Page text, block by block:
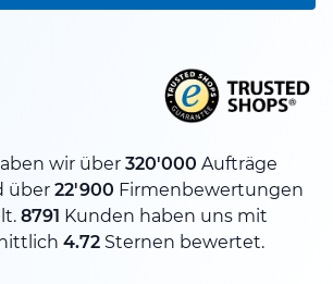
wir über 320'000 Aufträge
über 22'900 Firmenbewertungen
8791 Kunden haben uns mit
4.72 Sternen bewertet.